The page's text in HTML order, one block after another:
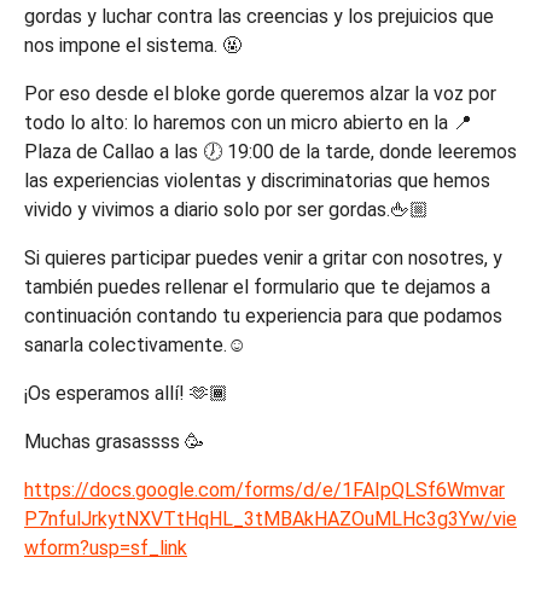
gordas y luchar contra las creencias y los prejuicios que
nos impone el sistema. 🤬
Por eso desde el bloke gorde queremos alzar la voz por
todo lo alto: lo haremos con un micro abierto en la 📍
Plaza de Callao a las 🕖 19:00 de la tarde, donde leeremos
las experiencias violentas y discriminatorias que hemos
vivido y vivimos a diario solo por ser gordas.🖕🏼
Si quieres participar puedes venir a gritar con nosotres, y
también puedes rellenar el formulario que te dejamos a
continuación contando tu experiencia para que podamos
sanarla colectivamente.☺️
¡Os esperamos allí! 🫶🏾
Muchas grasassss 🥳
https://docs.google.com/forms/d/e/1FAIpQLSf6Wmvar
P7nfulJrkytNXVTtHqHL_3tMBAkHAZOuMLHc3g3Yw/vie
wform?usp=sf_link